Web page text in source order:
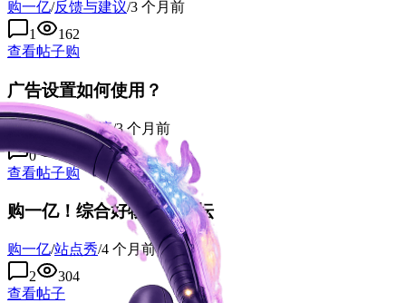
购一亿/反馈与建议/3 个月前
1
162
查看帖子购
广告设置如何使用？
购一亿/使用交流/3 个月前
0
156
查看帖子购
购一亿！综合好物推荐论坛
购一亿/站点秀/4 个月前
2
304
查看帖子